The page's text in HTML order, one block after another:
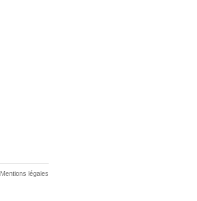
Mentions légales